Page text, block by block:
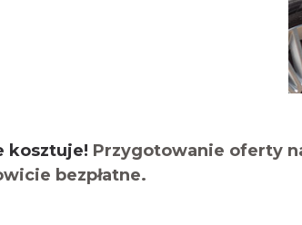
kosztuje! Przygotowanie oferty
bezpłatne.